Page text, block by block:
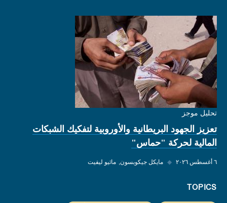
تحليل موجز
تعزيز الجهود البريطانية والأوروبية لتفكيك الشبكات
المالية لحركة "حماس"
٦ أغسطس ٢٠٢٦ ◆ مايكل جيكوبسون ماثيو ليفيت
TOPICS